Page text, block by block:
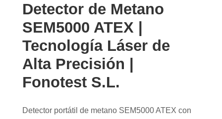
Detector de Metano
SEM5000 ATEX |
Tecnología Láser de
Alta Precisión |
Fonotest S.L.
Detector portátil de metano SEM5000 ATEX con